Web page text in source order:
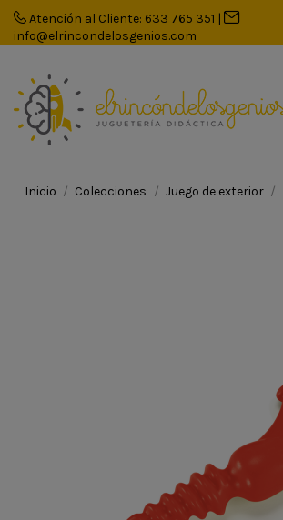
Atención al Cliente: 633 765 351 |
info@elrincondelosgenios.com
Inicio Colecciones Juego de exterior